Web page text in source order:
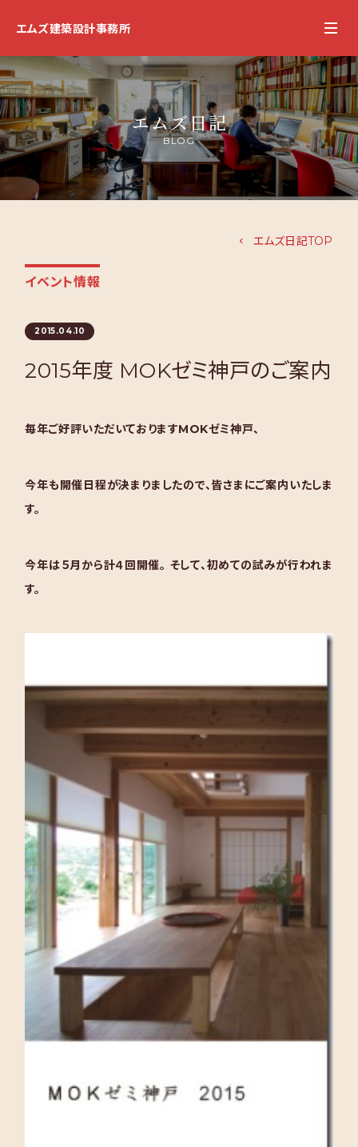
エムズ建築設計事務所
エムズ日記
BLOG
エムズ日記TOP
イベント情報
2015.04.10
2015年度 MOKゼミ神戸のご案内
毎年ご好評いただいておりますMOKゼミ神戸、
今年も開催日程が決まりましたので、皆さまにご案内いたしま
す。
今年は５月から計４回開催。 そして、初めての試みが行われま
す。